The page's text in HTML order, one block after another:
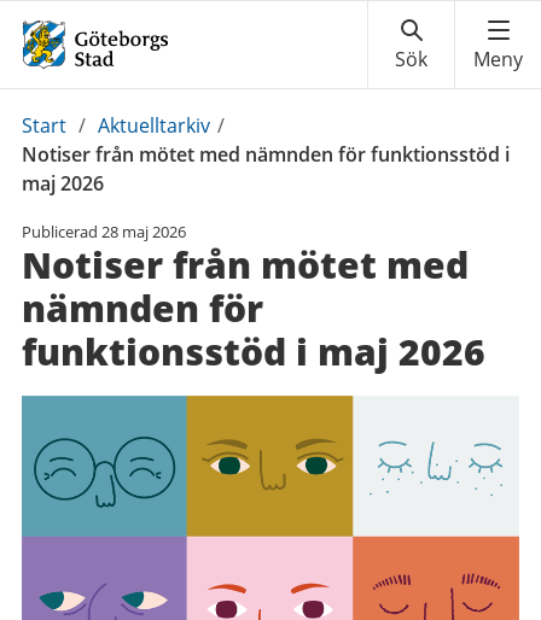
Du
är
här:
Start / Aktuelltarkiv /
Notiser från mötet med nämnden för funktionsstöd i
maj 2026
Publicerad 28 maj 2026
Notiser från mötet med
nämnden för
funktionsstöd i maj 2026